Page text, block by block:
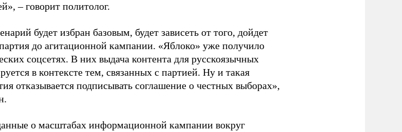
– говорит политолог.
будет избран базовым, будет зависеть от того, дойдет
до агитационной кампании. «Яблоко» уже получило
соцсетях. В них выдача контента для русскоязычных
в контексте тем, связанных с партией. Ну и такая
отказывается подписывать соглашение о честных выборах»,
о масштабах информационной кампании вокруг